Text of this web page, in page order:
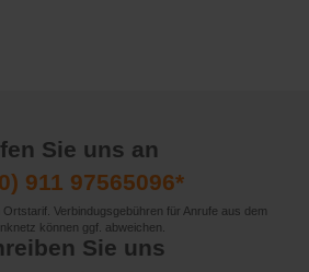
Sie uns an
911 97565096*
Verbindugsgebühren für Anrufe aus dem
können ggf. abweichen.
Sie uns